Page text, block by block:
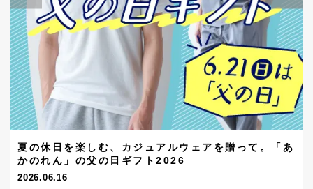
夏の休日を楽しむ、カジュアルウェアを贈って。「あ
かのれん」の父の日ギフト2026
2026.06.16